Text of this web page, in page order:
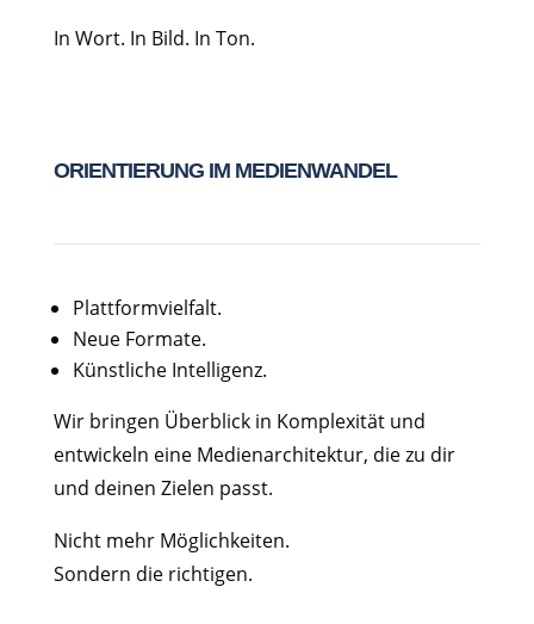
In Wort. In Bild. In Ton.
ORIENTIERUNG IM MEDIENWANDEL
Plattformvielfalt.
Neue Formate.
Künstliche Intelligenz.
Wir bringen Überblick in Komplexität und
entwickeln eine Medienarchitektur, die zu dir
und deinen Zielen passt.
Nicht mehr Möglichkeiten.
Sondern die richtigen.